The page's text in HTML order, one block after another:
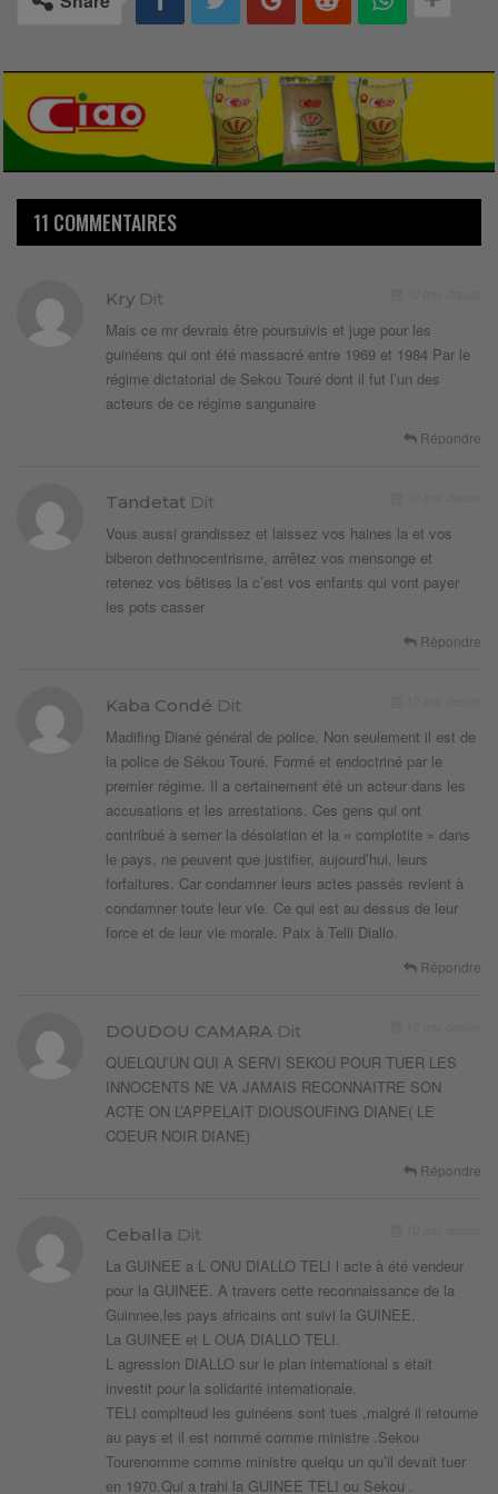
11 COMMENTAIRES
Kry Dit
Mais ce mr devrais être poursuivis et juge pour les
guinéens qui ont été massacré entre 1969 et 1984 Par le
régime dictatorial de Sekou Touré dont il fut l’un des
acteurs de ce régime sangunaire
Répondre
Tandetat Dit
Vous aussi grandissez et laissez vos haines la et vos
biberon dethnocentrisme, arrêtez vos mensonge et
retenez vos bêtises la c’est vos enfants qui vont payer
les pots casser
Répondre
Kaba Condé Dit
Madifing Diané général de police. Non seulement il est de
la police de Sékou Touré. Formé et endoctriné par le
premier régime. Il a certainement été un acteur dans les
accusations et les arrestations. Ces gens qui ont
contribué à semer la désolation et la « complotite » dans
le pays, ne peuvent que justifier, aujourd’hui, leurs
forfaitures. Car condamner leurs actes passés revient à
condamner toute leur vie. Ce qui est au dessus de leur
force et de leur vie morale. Paix à Telli Diallo.
Répondre
DOUDOU CAMARA Dit
QUELQU’UN QUI A SERVI SEKOU POUR TUER LES
INNOCENTS NE VA JAMAIS RECONNAITRE SON
ACTE ON L’APPELAIT DIOUSOUFING DIANE( LE
COEUR NOIR DIANE)
Répondre
Ceballa Dit
La GUINEE a L ONU DIALLO TELI l acte à été vendeur
pour la GUINEE. A travers cette reconnaissance de la
Guinnee,les pays africains ont suivi la GUINEE.
La GUINEE et L OUA DIALLO TELI.
L agression DIALLO sur le plan international s était
investit pour la solidarité internationale.
TELI complteud les guinéens sont tues ,malgré il retourne
au pays et il est nommé comme ministre .Sekou
Tourenomme comme ministre quelqu un qu’il devait tuer
en 1970.Qui a trahi la GUINEE TELI ou Sekou .